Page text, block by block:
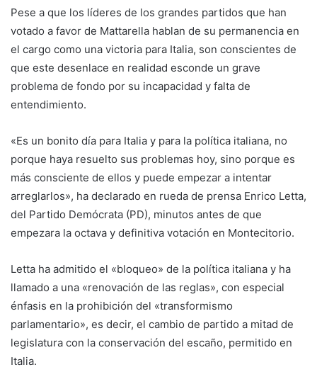
Pese a que los líderes de los grandes partidos que han
votado a favor de Mattarella hablan de su permanencia en
el cargo como una victoria para Italia, son conscientes de
que este desenlace en realidad esconde un grave
problema de fondo por su incapacidad y falta de
entendimiento.
«Es un bonito día para Italia y para la política italiana, no
porque haya resuelto sus problemas hoy, sino porque es
más consciente de ellos y puede empezar a intentar
arreglarlos», ha declarado en rueda de prensa Enrico Letta,
del Partido Demócrata (PD), minutos antes de que
empezara la octava y definitiva votación en Montecitorio.
Letta ha admitido el «bloqueo» de la política italiana y ha
llamado a una «renovación de las reglas», con especial
énfasis en la prohibición del «transformismo
parlamentario», es decir, el cambio de partido a mitad de
legislatura con la conservación del escaño, permitido en
Italia.